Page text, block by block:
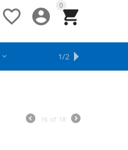
0



 APSAISTE
REZERVES DAĻAS
APGAISMOJUMS
1/2
16 of 18